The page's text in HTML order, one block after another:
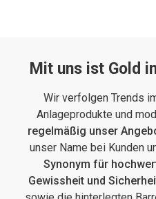
Mit uns ist Gold
Wir verfolgen Trends
Anlageprodukte und
regelmäßig unser
unser Name bei Kunden
Synonym für
Gewissheit und